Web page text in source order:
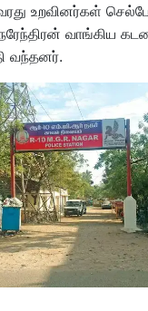
உறவினர்கள்
வாங்கிய
வந்தனர்.